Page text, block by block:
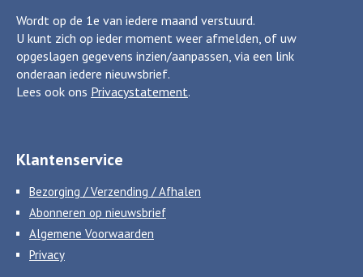
Wordt op de 1e van iedere maand verstuurd.
U kunt zich op ieder moment weer afmelden, of uw
opgeslagen gegevens inzien/aanpassen, via een link
onderaan iedere nieuwsbrief.
Lees ook ons Privacystatement.
Klantenservice
Bezorging / Verzending / Afhalen
Abonneren op nieuwsbrief
Algemene Voorwaarden
Privacy